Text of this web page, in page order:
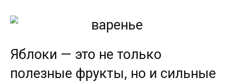
Яблоки — это не только
полезные фрукты, но и сильные